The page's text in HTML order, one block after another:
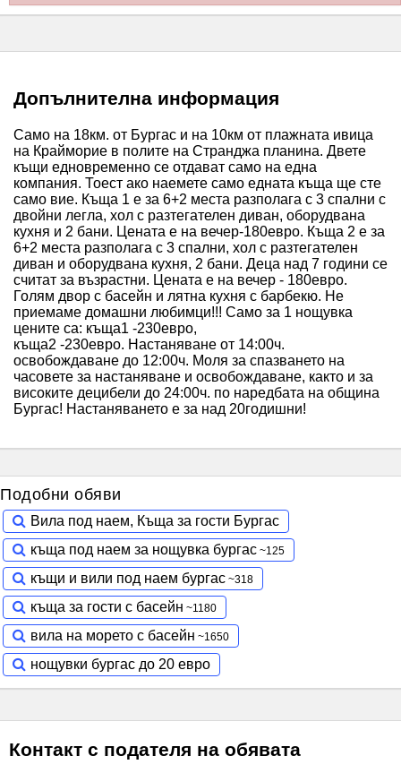
Допълнителна информация
Само на 18км. от Бургас и на 10км от плажната ивица
на Крайморие в полите на Странджа планина. Двете
къщи едновременно се отдават само на една
компания. Тоест ако наемете само едната къща ще сте
само вие. Къща 1 е за 6+2 места разполага с 3 спални с
двойни легла, хол с разтегателен диван, оборудвана
кухня и 2 бани. Цената е на вечер-180евро. Къща 2 е за
6+2 места разполага с 3 спални, хол с разтегателен
диван и оборудвана кухня, 2 бани. Деца над 7 години се
считат за възрастни. Цената е на вечер - 180евро.
Голям двор с басейн и лятна кухня с барбекю. Не
приемаме домашни любимци!!! Само за 1 нощувка
цените са: къща1 -230евро,
къща2 -230евро. Настаняване от 14:00ч.
освобождаване до 12:00ч. Моля за спазването на
часовете за настаняване и освобождаване, както и за
високите децибели до 24:00ч. по наредбата на община
Бургас! Настаняването е за над 20годишни!
Подобни обяви
Вила под наем, Къща за гости Бургас
къща под наем за нощувка бургас
къщи и вили под наем бургас
къща за гости с басейн
вила на морето с басейн
нощувки бургас до 20 евро
Контакт с подателя на обявата